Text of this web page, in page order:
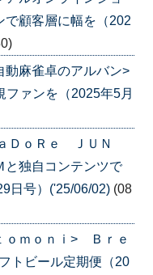
顧客層に幅を（202
麻雀卓のアルバン>
ァンを（2025年5月
ａＤｏＲｅ ＪＵＮ
独自コンテンツで
日号）('25/06/02) (08
ｏｍｏｎｉ> Ｂｒｅ
トビール定期便（20